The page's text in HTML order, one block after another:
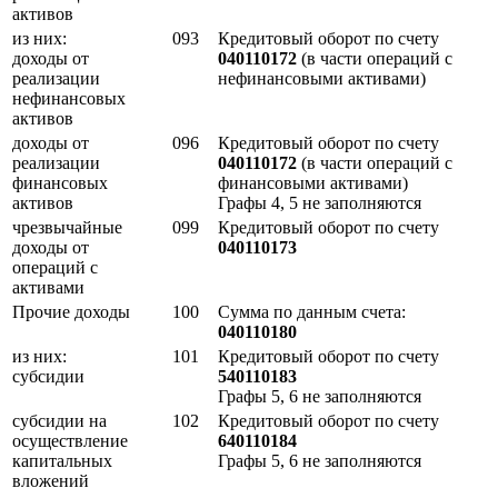
активов
из них:
доходы от
реализации
нефинансовых
активов
093
Кредитовый оборот по счету
040110172 (в части операций с
нефинансовыми активами)
доходы от
реализации
финансовых
активов
096
Кредитовый оборот по счету
040110172 (в части операций с
финансовыми активами)
Графы 4, 5 не заполняются
чрезвычайные
доходы от
операций с
активами
099
Кредитовый оборот по счету
040110173
Прочие доходы 100
Сумма по данным счета:
040110180
из них:
субсидии
101
Кредитовый оборот по счету
540110183
Графы 5, 6 не заполняются
субсидии на
осуществление
капитальных
вложений
102
Кредитовый оборот по счету
640110184
Графы 5, 6 не заполняются